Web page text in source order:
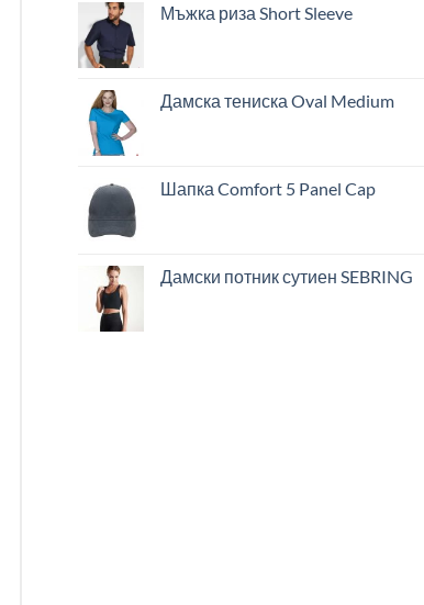
Мъжка риза Short Sleeve
Дамска тениска Oval Medium
Шапка Comfort 5 Panel Cap
Дамски потник сутиен SEBRING